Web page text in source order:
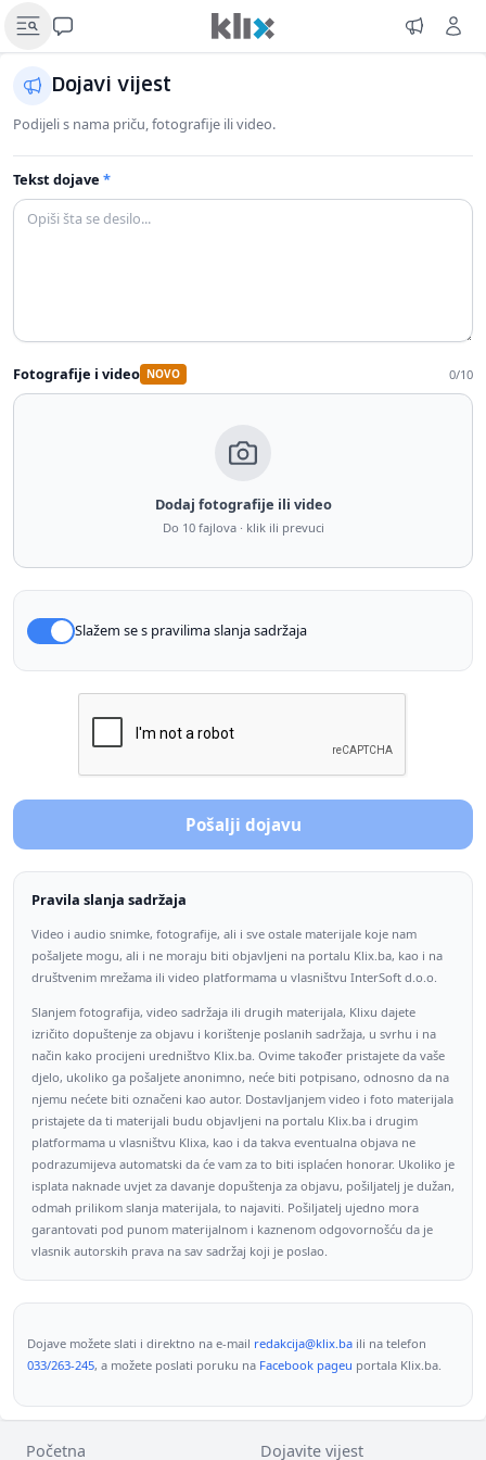
Dojavi vijest
Podijeli s nama priču, fotografije ili video.
Tekst dojave *
Fotografije i video NOVO 0/10
Dodaj fotografije ili video
Do 10 fajlova · klik ili prevuci
Slažem se s pravilima slanja sadržaja
Pošalji dojavu
Pravila slanja sadržaja
Video i audio snimke, fotografije, ali i sve ostale materijale koje nam
pošaljete mogu, ali i ne moraju biti objavljeni na portalu Klix.ba, kao i na
društvenim mrežama ili video platformama u vlasništvu InterSoft d.o.o.
Slanjem fotografija, video sadržaja ili drugih materijala, Klixu dajete
izričito dopuštenje za objavu i korištenje poslanih sadržaja, u svrhu i na
način kako procijeni uredništvo Klix.ba. Ovime također pristajete da vaše
djelo, ukoliko ga pošaljete anonimno, neće biti potpisano, odnosno da na
njemu nećete biti označeni kao autor. Dostavljanjem video i foto materijala
pristajete da ti materijali budu objavljeni na portalu Klix.ba i drugim
platformama u vlasništvu Klixa, kao i da takva eventualna objava ne
podrazumijeva automatski da će vam za to biti isplaćen honorar. Ukoliko je
isplata naknade uvjet za davanje dopuštenja za objavu, pošiljatelj je dužan,
odmah prilikom slanja materijala, to najaviti. Pošiljatelj ujedno mora
garantovati pod punom materijalnom i kaznenom odgovornošću da je
vlasnik autorskih prava na sav sadržaj koji je poslao.
Dojave možete slati i direktno na e-mail redakcija@klix.ba ili na telefon
033/263-245, a možete poslati poruku na Facebook pageu portala Klix.ba.
Početna Dojavite vijest